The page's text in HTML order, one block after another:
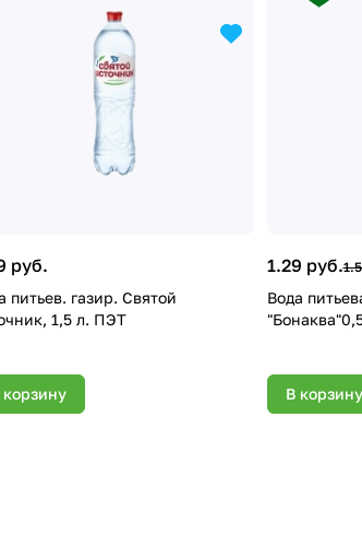
руб.
1,5 л. ПЭТ
корзину
1.29 руб.
Вода
В корзину